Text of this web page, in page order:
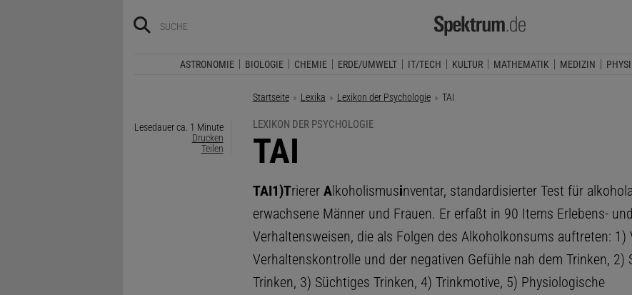
ASTRONOMIE BIOLOGIE CHEMIE ERDE/UMWELT IT/TECH KULTUR MATHEMATIK MEDIZIN
Startseite Lexika Lexikon der Psychologie Aktuelle Seite:
TAI
Lesedauer ca. 1 Minute
Drucken
Teilen
LEXIKON DER PSYCHOLOGIE
:
TAI
TAI1)Trierer Alkoholismusinventar, standardisierter Test für
erwachsene Männer und Frauen. Er erfaßt in 90 Items Erlebens- und
Verhaltensweisen, die als Folgen des Alkoholkonsums auftreten: 1)
Verhaltenskontrolle und der negativen Gefühle nah dem Trinken, 2)
Trinken, 3) Süchtiges Trinken, 4) Trinkmotive, 5) Physiologische